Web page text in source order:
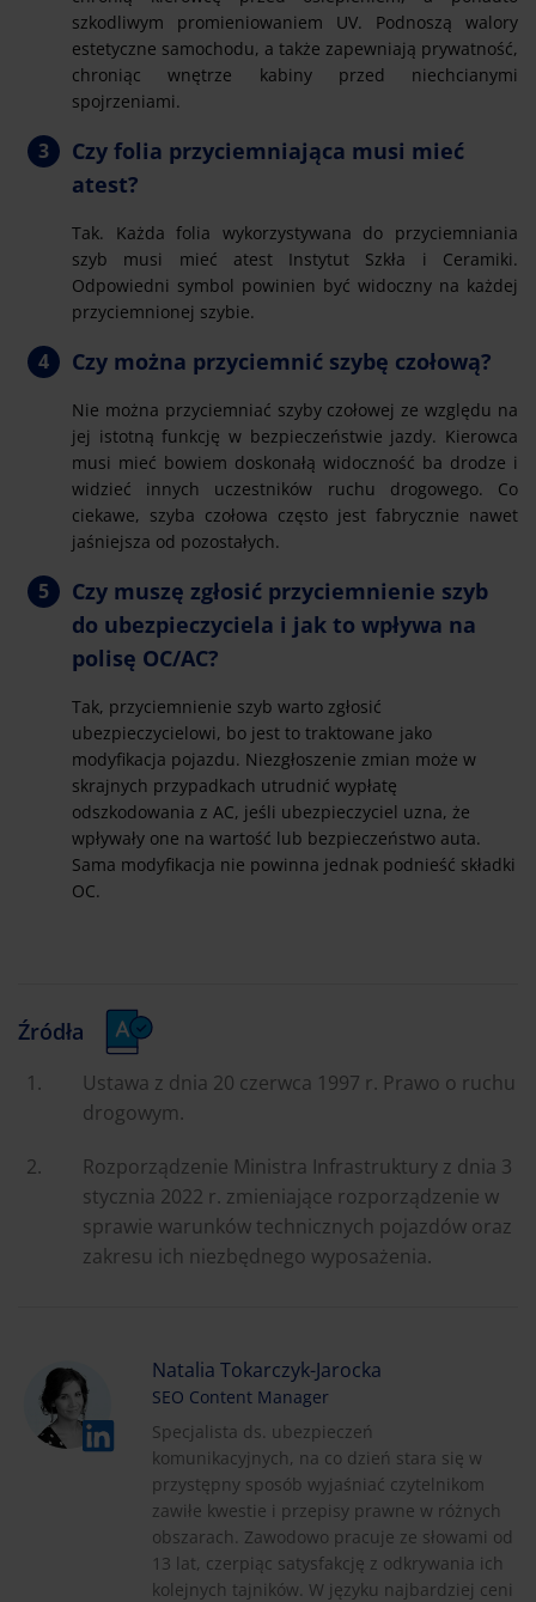
szkodliwym promieniowaniem UV. Podnoszą walory
estetyczne samochodu, a także zapewniają prywatność,
chroniąc wnętrze kabiny przed niechcianymi
spojrzeniami.
Czy folia przyciemniająca musi mieć
atest?
Tak. Każda folia wykorzystywana do przyciemniania
szyb musi mieć atest Instytut Szkła i Ceramiki.
Odpowiedni symbol powinien być widoczny na każdej
przyciemnionej szybie.
Czy można przyciemnić szybę czołową?
Nie można przyciemniać szyby czołowej ze względu na
jej istotną funkcję w bezpieczeństwie jazdy. Kierowca
musi mieć bowiem doskonałą widoczność ba drodze i
widzieć innych uczestników ruchu drogowego. Co
ciekawe, szyba czołowa często jest fabrycznie nawet
jaśniejsza od pozostałych.
Czy muszę zgłosić przyciemnienie szyb
do ubezpieczyciela i jak to wpływa na
polisę OC/AC?
Tak, przyciemnienie szyb warto zgłosić
ubezpieczycielowi, bo jest to traktowane jako
modyfikacja pojazdu. Niezgłoszenie zmian może w
skrajnych przypadkach utrudnić wypłatę
odszkodowania z AC, jeśli ubezpieczyciel uzna, że
wpływały one na wartość lub bezpieczeństwo auta.
Sama modyfikacja nie powinna jednak podnieść składki
OC.
Źródła
Ustawa z dnia 20 czerwca 1997 r. Prawo o ruchu
drogowym.
Rozporządzenie Ministra Infrastruktury z dnia 3
stycznia 2022 r. zmieniające rozporządzenie w
sprawie warunków technicznych pojazdów oraz
zakresu ich niezbędnego wyposażenia.
Natalia Tokarczyk-Jarocka
SEO Content Manager
Specjalista ds. ubezpieczeń
komunikacyjnych, na co dzień stara się w
przystępny sposób wyjaśniać czytelnikom
zawiłe kwestie i przepisy prawne w różnych
obszarach. Zawodowo pracuje ze słowami od
13 lat, czerpiąc satysfakcję z odkrywania ich
kolejnych tajników. W języku najbardziej ceni